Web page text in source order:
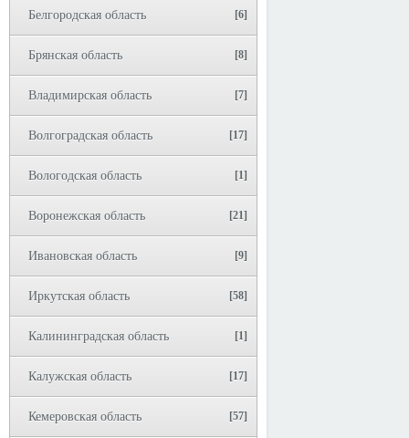
Белгородская область [6]
Брянская область [8]
Владимирская область [7]
Волгоградская область [17]
Вологодская область [1]
Воронежская область [21]
Ивановская область [9]
Иркутская область [58]
Калининградская область [1]
Калужская область [17]
Кемеровская область [57]